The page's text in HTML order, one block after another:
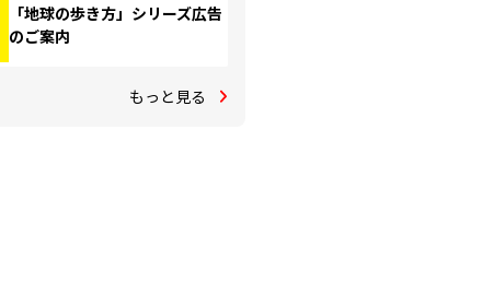
「地球の歩き方」シリーズ広告
のご案内
もっと見る